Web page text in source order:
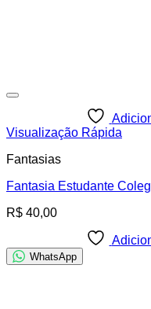
Visualização Rápida
Fantasias
Fantasia Estudante
R$ 40,00
WhatsApp